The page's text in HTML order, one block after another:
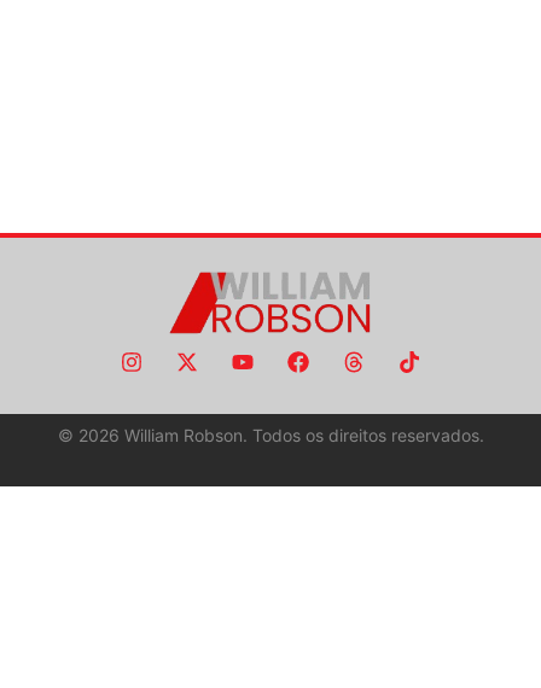
© 2026 William Robson. Todos os direitos reservados.